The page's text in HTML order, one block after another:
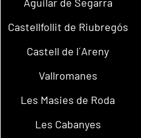
Aguilar de Segarra
Castellfollit de Riubregós
Castell de l´Areny
Vallromanes
Les Masies de Roda
Les Cabanyes